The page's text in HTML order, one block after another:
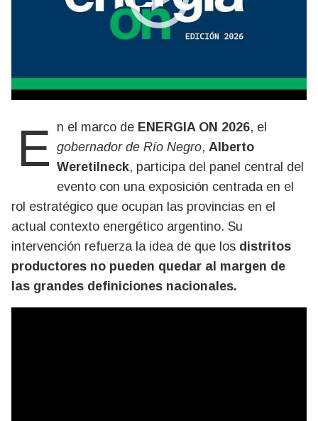
En el marco de ENERGIA ON 2026, el
gobernador de Río Negro, Alberto
Weretilneck, participa del panel central del
evento con una exposición centrada en el
rol estratégico que ocupan las provincias en el
actual contexto energético argentino. Su
intervención refuerza la idea de que los distritos
productores no pueden quedar al margen de
las grandes definiciones nacionales.